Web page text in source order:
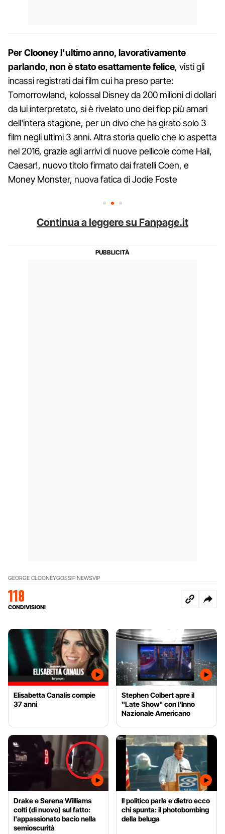
Per Clooney l'ultimo anno, lavorativamente
parlando, non è stato esattamente felice, visti gli
incassi registrati dai film cui ha preso parte:
Tomorrowland, kolossal Disney da 200 milioni di dollari
da lui interpretato, si è rivelato uno dei flop più amari
dell'intera stagione, per un divo che ha girato solo 3
film negli ultimi 3 anni. Altra storia quello che lo aspetta
nel 2016, grazie agli arrivi di nuove pellicole come Hail,
Caesar!, nuovo titolo firmato dai fratelli Coen, e
Money Monster, nuova fatica di Jodie Foste
Continua a leggere su Fanpage.it
GEORGE CLOONEYGOSSIP NEWSVIP
118
CONDIVISIONI
Elisabetta Canalis compie
37 anni
Stephen Colbert apre il
"Late Show" con l'Inno
Nazionale Americano
Drake e Serena Williams
colti (di nuovo) sul fatto:
l'appassionato bacio nella
semioscurità
Il politico parla e dietro ecco
chi spunta: il photobombing
della beluga